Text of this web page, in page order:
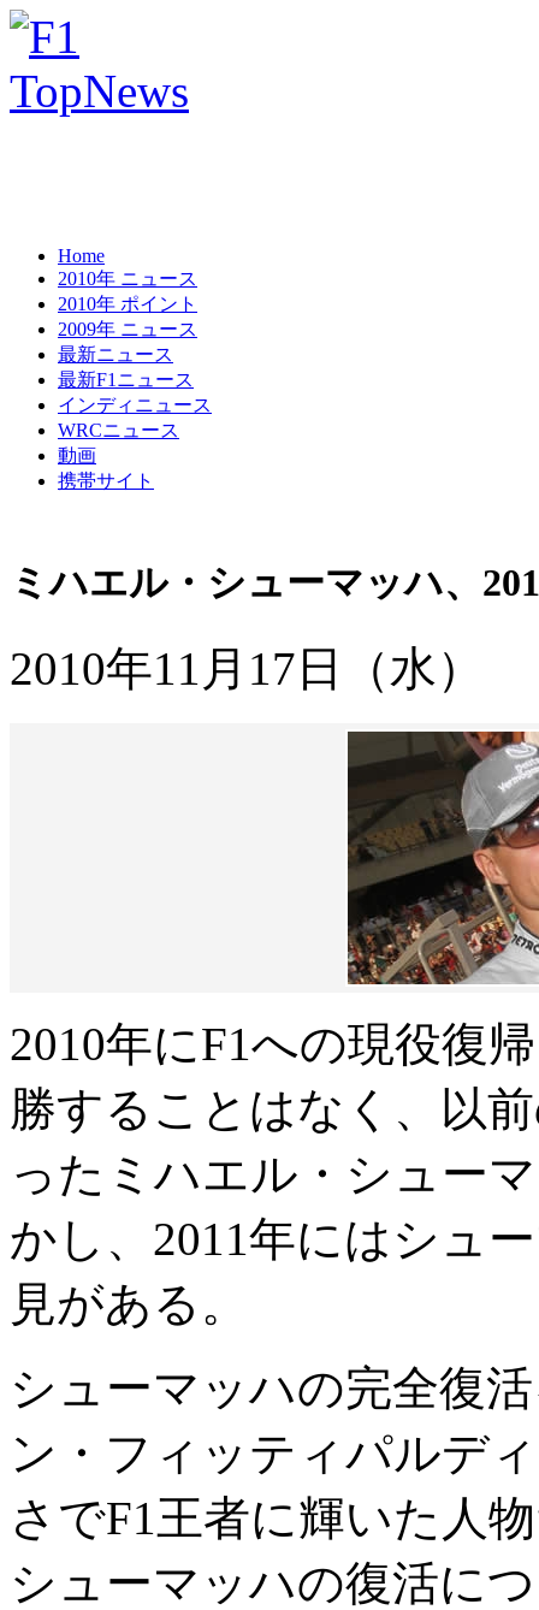
Home
2010年 ニュース
2010年 ポイント
2009年 ニュース
最新ニュース
最新F1ニュース
インディニュース
WRCニュース
動画
携帯サイト
ミハエル・シューマッハ、
2010年11月17日（水）
2010年にF1への現役復
勝することはなく、以
ったミハエル・シュー
かし、2011年にはシュ
見がある。
シューマッハの完全復
ン・フィッティパルデ
さでF1王者に輝いた人
シューマッハの復活に